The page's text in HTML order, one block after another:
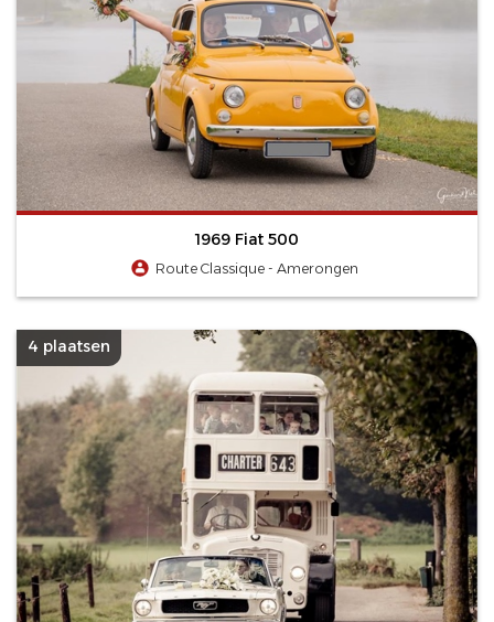
1969 Fiat 500
Route Classique - Amerongen
4 plaatsen